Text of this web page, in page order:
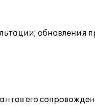
обновления
его